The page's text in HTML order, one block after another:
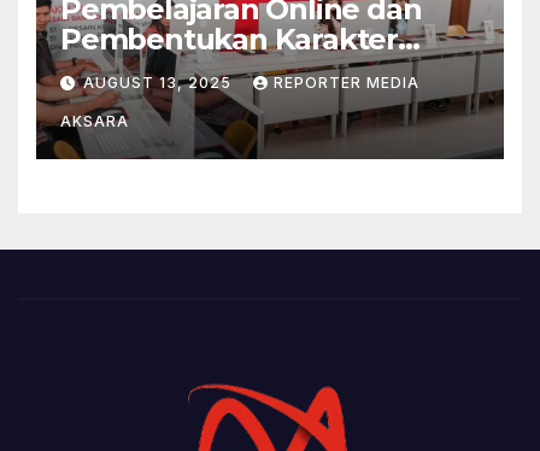
Pembelajaran Online dan
Pembentukan Karakter
Mahasiswa di Tengah Era
Digital
AUGUST 13, 2025 REPORTER MEDIA
AKSARA